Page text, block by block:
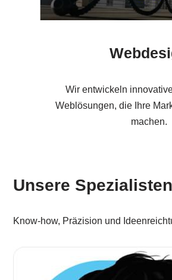
Wir entwickeln
Weblösungen, die Ihre
machen.
Unsere Spezialisten
Know-how, Präzision und